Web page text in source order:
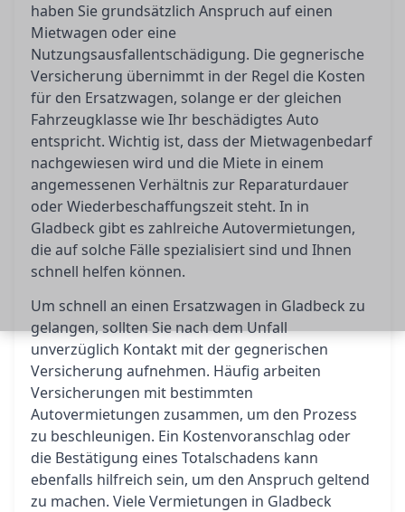
haben Sie grundsätzlich Anspruch auf einen
Mietwagen oder eine
Nutzungsausfallentschädigung. Die gegnerische
Versicherung übernimmt in der Regel die Kosten
für den Ersatzwagen, solange er der gleichen
Fahrzeugklasse wie Ihr beschädigtes Auto
entspricht. Wichtig ist, dass der Mietwagenbedarf
nachgewiesen wird und die Miete in einem
angemessenen Verhältnis zur Reparaturdauer
oder Wiederbeschaffungszeit steht. In in
Gladbeck gibt es zahlreiche Autovermietungen,
die auf solche Fälle spezialisiert sind und Ihnen
schnell helfen können.
Um schnell an einen Ersatzwagen in Gladbeck zu
gelangen, sollten Sie nach dem Unfall
unverzüglich Kontakt mit der gegnerischen
Versicherung aufnehmen. Häufig arbeiten
Versicherungen mit bestimmten
Autovermietungen zusammen, um den Prozess
zu beschleunigen. Ein Kostenvoranschlag oder
die Bestätigung eines Totalschadens kann
ebenfalls hilfreich sein, um den Anspruch geltend
zu machen. Viele Vermietungen in Gladbeck